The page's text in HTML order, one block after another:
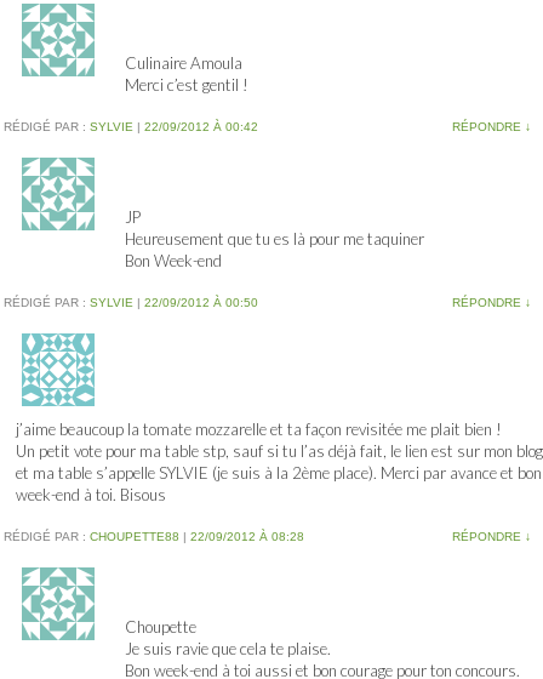
Culinaire Amoula
Merci c’est gentil !
RÉDIGÉ PAR : SYLVIE | 22/09/2012 À 00:42 RÉPONDRE ↓
JP
Heureusement que tu es là pour me taquiner
Bon Week-end
RÉDIGÉ PAR : SYLVIE | 22/09/2012 À 00:50 RÉPONDRE ↓
j’aime beaucoup la tomate mozzarelle et ta façon revisitée me plait bien !
Un petit vote pour ma table stp, sauf si tu l’as déjà fait, le lien est sur mon blog
et ma table s’appelle SYLVIE (je suis à la 2ème place). Merci par avance et bon
week-end à toi. Bisous
RÉDIGÉ PAR : CHOUPETTE88 | 22/09/2012 À 08:28 RÉPONDRE ↓
Choupette
Je suis ravie que cela te plaise.
Bon week-end à toi aussi et bon courage pour ton concours.